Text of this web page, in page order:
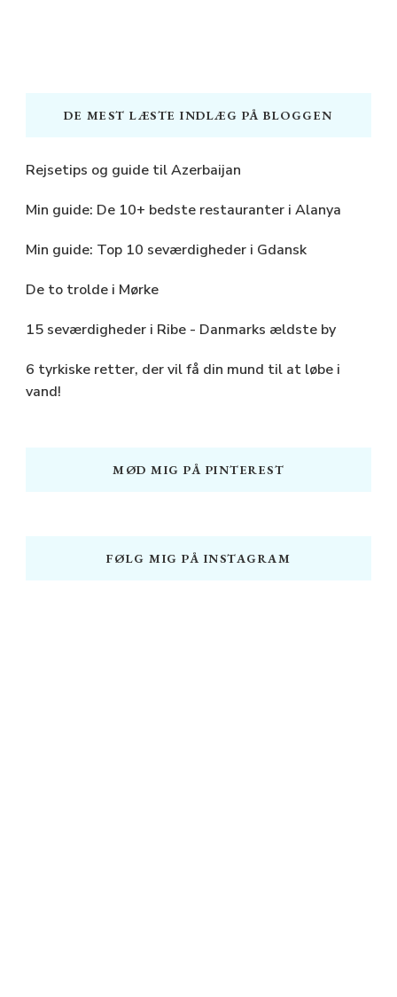
DE MEST LÆSTE INDLÆG PÅ BLOGGEN
Rejsetips og guide til Azerbaijan
Min guide: De 10+ bedste restauranter i Alanya
Min guide: Top 10 seværdigheder i Gdansk
De to trolde i Mørke
15 seværdigheder i Ribe - Danmarks ældste by
6 tyrkiske retter, der vil få din mund til at løbe i
vand!
MØD MIG PÅ PINTEREST
FØLG MIG PÅ INSTAGRAM